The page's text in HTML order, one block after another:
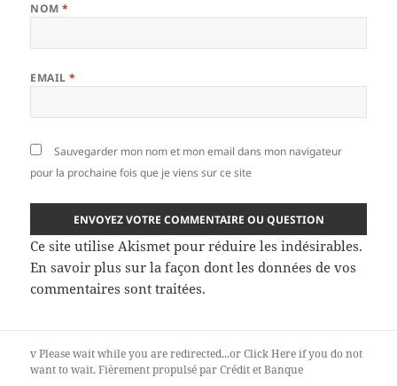
NOM*
EMAIL*
Sauvegarder mon nom et mon email dans mon navigateur
pour la prochaine fois que je viens sur ce site
Ce site utilise Akismet pour réduire les indésirables.
En savoir plus sur la façon dont les données de vos
commentaires sont traitées.
vPlease wait while you are redirected...orClick Hereif you do not
want to wait.Fièrement propulsé par Crédit et Banque